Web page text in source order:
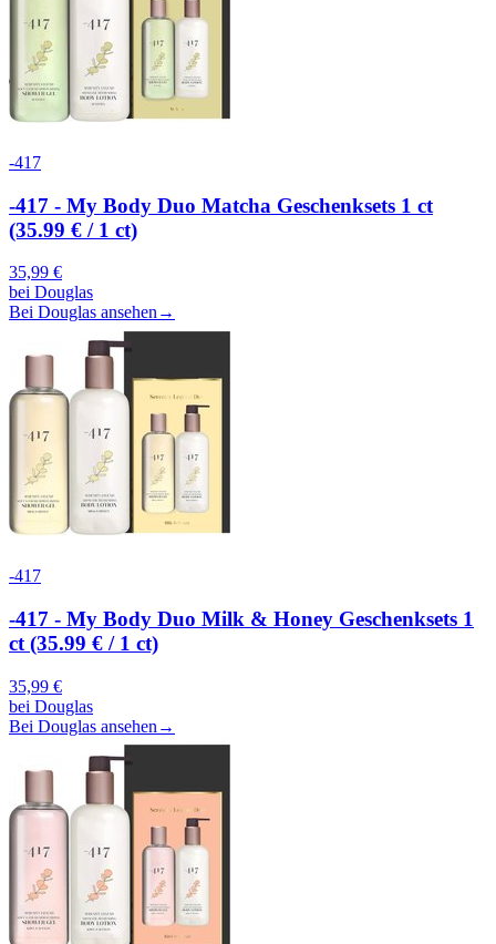
-417
-417 - My Body Duo Matcha Geschenksets 1 ct
(35.99 € / 1 ct)
35,99 €
bei Douglas
Bei Douglas ansehen→
-417
-417 - My Body Duo Milk & Honey Geschenksets 1
ct (35.99 € / 1 ct)
35,99 €
bei Douglas
Bei Douglas ansehen →